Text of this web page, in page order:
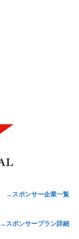
→スポンサー企業一覧
→スポンサープラン詳細